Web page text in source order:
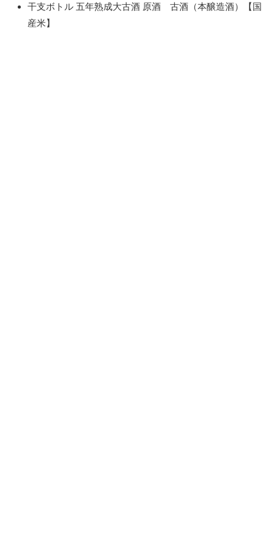
干支ボトル 五年熟成大古酒 原酒 古酒（本醸造酒）【国
産米】